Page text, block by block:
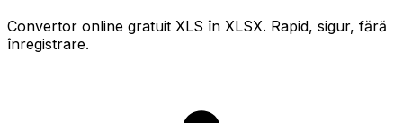
Convertor online gratuit XLS în XLSX. Rapid, sigur, fără
înregistrare.